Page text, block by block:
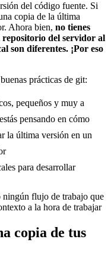
del código fuente. Si
copia de la última
Ahora bien, no tienes
del servidor al
son diferentes. ¡Por eso
prácticas de git:
pequeños y muy a
pensando en cómo
la última versión en un
para desarrollar
ningún flujo de trabajo que
a la hora de trabajar
copia de tus